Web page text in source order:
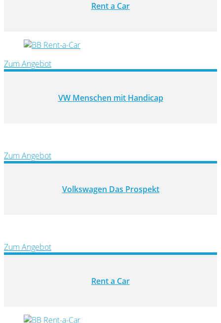
Rent a Car
Zum Angebot
VW Menschen mit Handicap
Zum Angebot
Volkswagen Das Prospekt
Zum Angebot
Rent a Car